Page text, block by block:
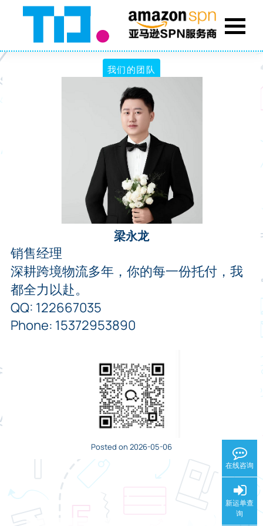
在线咨询
新运单查
询
我们的团队
梁永龙
销售经理
深耕跨境物流多年，你的每一份托付，我
都全力以赴。
QQ: 122667035
Phone: 15372953890
Posted on 2026-05-06